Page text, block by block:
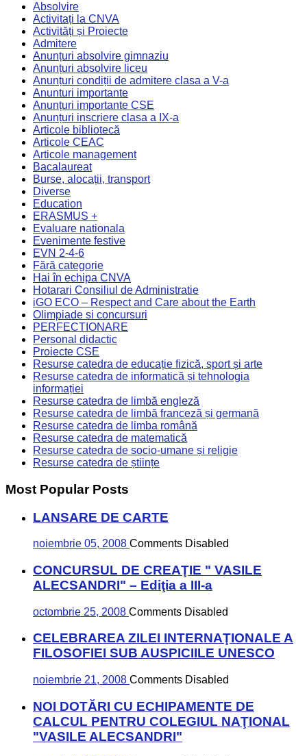
Absolvire
Activitați la CNVA
Activități și Proiecte
Admitere
Anunțuri absolvire gimnaziu
Anunțuri absolvire liceu
Anunțuri condiții de admitere clasa a V-a
Anunturi importante
Anunțuri importante CSE
Anunțuri inscriere clasa a IX-a
Articole bibliotecă
Articole CEAC
Articole management
Bacalaureat
Burse, alocații, transport
Diverse
Education
ERASMUS +
Evaluare nationala
Evenimente festive
EVN 2-4-6
Fără categorie
Hai în echipa CNVA
Hotarari Consiliul de Administratie
iGO ECO – Respect and Care about the Earth
Olimpiade si concursuri
PERFECTIONARE
Personal didactic
Proiecte CSE
Resurse catedra de educație fizică, sport și arte
Resurse catedra de informatică și tehnologia
informației
Resurse catedra de limbă engleză
Resurse catedra de limbă franceză și germană
Resurse catedra de limba română
Resurse catedra de matematică
Resurse catedra de socio-umane și religie
Resurse catedra de științe
Most Popular Posts
LANSARE DE CARTE
noiembrie 05, 2008 Comments Disabled
CONCURSUL DE CREAŢIE " VASILE
ALECSANDRI" – Ediţia a III-a
octombrie 25, 2008 Comments Disabled
CELEBRAREA ZILEI INTERNAŢIONALE A
FILOSOFIEI SUB AUSPICIILE UNESCO
noiembrie 21, 2008 Comments Disabled
NOI DOTĂRI CU ECHIPAMENTE DE
CALCUL PENTRU COLEGIUL NAŢIONAL
"VASILE ALECSANDRI"